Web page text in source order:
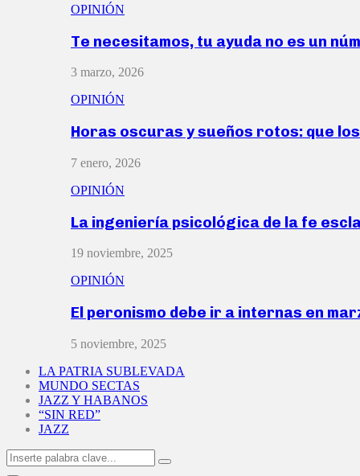
OPINIÓN
Te necesitamos, tu ayuda no es un
3 marzo, 2026
OPINIÓN
Horas oscuras y sueños rotos: que
7 enero, 2026
OPINIÓN
La ingeniería psicológica de la fe
19 noviembre, 2025
OPINIÓN
El peronismo debe ir a internas en
5 noviembre, 2025
LA PATRIA SUBLEVADA
MUNDO SECTAS
JAZZ Y HABANOS
“SIN RED”
JAZZ
Search
for:
Search